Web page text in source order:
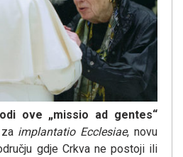
ove „missio ad gentes“
implantatio Ecclesiae, novu
gdje Crkva ne postoji ili